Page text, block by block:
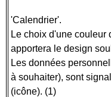
'Calendrier'.
Le choix d'une couleur
apportera le design
Les données
à souhaiter), sont
(icône). (1)